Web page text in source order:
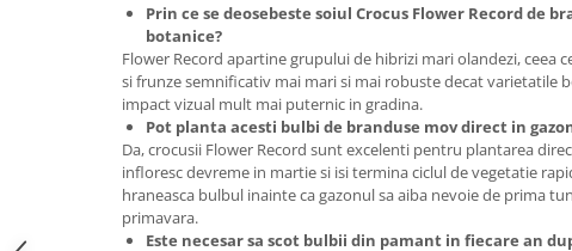
Accesorii gard electric
Accesorii irigat
Araci/ Suporti plante
Candele / Rezerve / Lumanari
Carabine/ carlige
Diverse casa si gradina
Diverse depozitare
Prin ce se deosebeste soiul Crocus Flower Record de
botanice?
Flower Record apartine grupului de hibrizi mari olandezi, ceea
si frunze semnificativ mai mari si mai robuste decat varietatile
impact vizual mult mai puternic in gradina.
Pot planta acesti bulbi de branduse mov direct in
Da, crocusii Flower Record sunt excelenti pentru plantarea
infloresc devreme in martie si isi termina ciclul de vegetatie
hraneasca bulbul inainte ca gazonul sa aiba nevoie de prima
primavara.
Este necesar sa scot bulbii din pamant in fiecare an